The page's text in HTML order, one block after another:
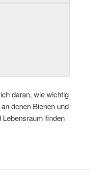
daran, wie wichtig
denen Bienen und
Lebensraum finden